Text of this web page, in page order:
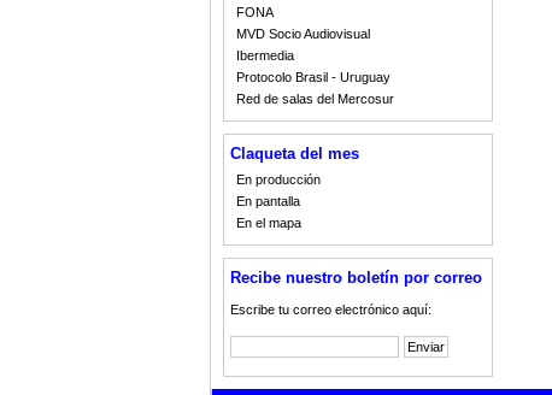
FONA
MVD Socio Audiovisual
Ibermedia
Protocolo Brasil - Uruguay
Red de salas del Mercosur
Claqueta del mes
En producción
En pantalla
En el mapa
Recibe nuestro boletín por correo
Escribe tu correo electrónico aquí: